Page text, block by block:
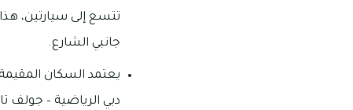
تتسع إلى سيارتين،
جانبي الشارع.
يعتمد السكان
دبي الرياضية – جولف